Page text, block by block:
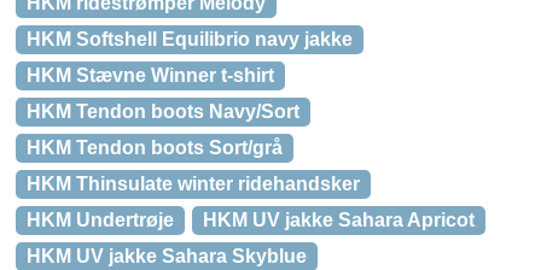
HKM Softshell Equilibrio navy jakke
HKM Stævne Winner t-shirt
HKM Tendon boots Navy/Sort
HKM Tendon boots Sort/grå
HKM Thinsulate winter ridehandsker
HKM Undertrøje
HKM UV jakke Sahara Apricot
HKM UV jakke Sahara Skyblue